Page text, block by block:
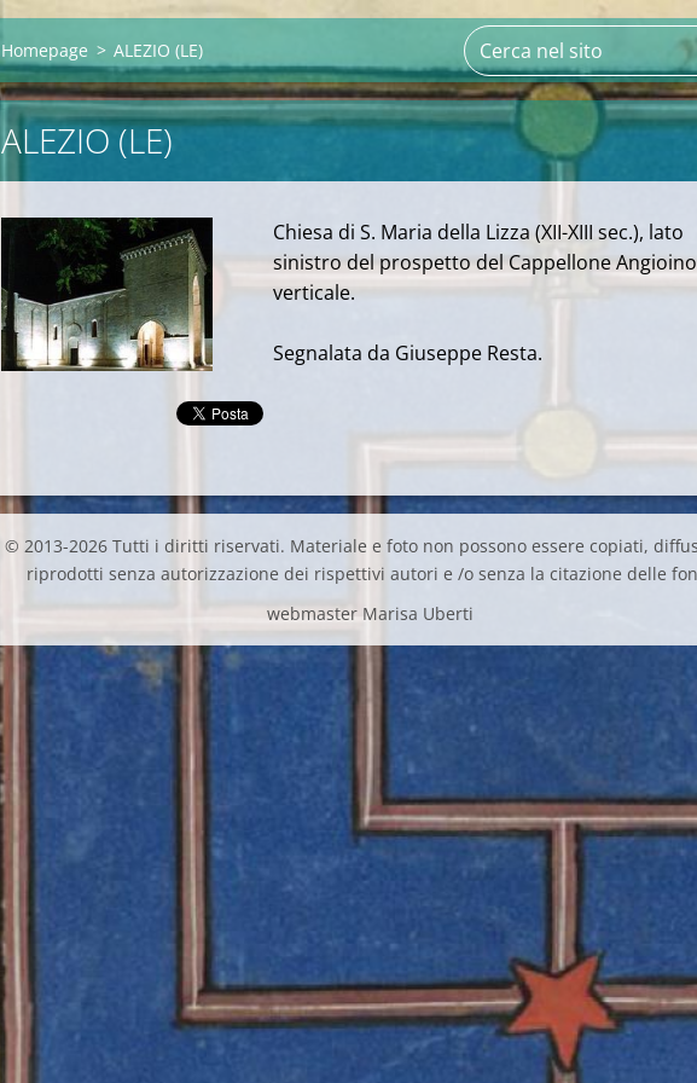
Homepage > ALEZIO (LE)
ALEZIO (LE)
Chiesa di S. Maria della Lizza (XII-XIII sec.), lato
sinistro del prospetto del Cappellone
verticale.
Segnalata da Giuseppe Resta.
© 2013-2026 Tutti i diritti riservati. Materiale e foto non possono essere copiati,
riprodotti senza autorizzazione dei rispettivi autori e /o senza la citazione delle
webmaster Marisa Uberti